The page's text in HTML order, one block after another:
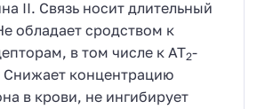
II. Связь носит длительный
обладает сродством к
в том числе к АТ2-
Снижает концентрацию
в крови, не ингибирует